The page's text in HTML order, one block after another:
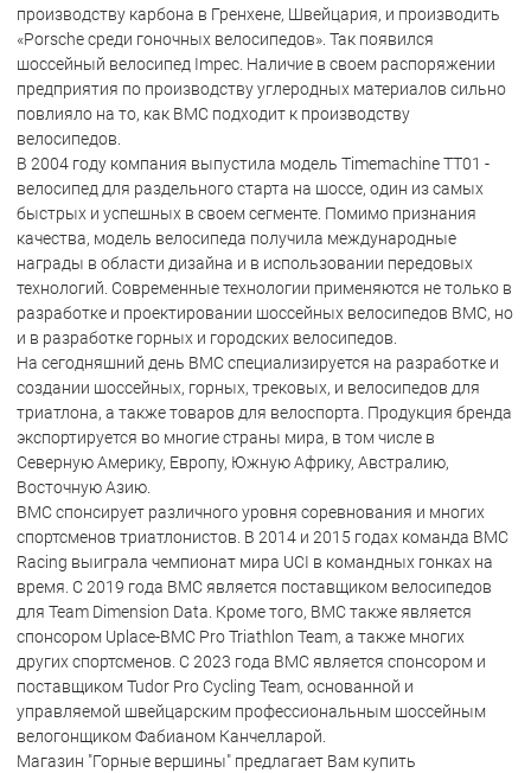
производству карбона в Гренхене, Швейцария, и производить
«Porsche среди гоночных велосипедов». Так появился
шоссейный велосипед Impec. Наличие в своем распоряжении
предприятия по производству углеродных материалов сильно
повлияло на то, как BMC подходит к производству
велосипедов.
В 2004 году компания выпустила модель Timemachine TT01 -
велосипед для раздельного старта на шоссе, один из самых
быстрых и успешных в своем сегменте. Помимо признания
качества, модель велосипеда получила международные
награды в области дизайна и в использовании передовых
технологий. Современные технологии применяются не только в
разработке и проектировании шоссейных велосипедов BMC, но
и в разработке горных и городских велосипедов.
На сегодняшний день BMC специализируется на разработке и
создании шоссейных, горных, трековых, и велосипедов для
триатлона, а также товаров для велоспорта. Продукция бренда
экспортируется во многие страны мира, в том числе в
Северную Америку, Европу, Южную Африку, Австралию,
Восточную Азию.
BMC спонсирует различного уровня соревнования и многих
спортсменов триатлонистов. В 2014 и 2015 годах команда BMC
Racing выиграла чемпионат мира UCI в командных гонках на
время. С 2019 года BMC является поставщиком велосипедов
для Team Dimension Data. Кроме того, BMC также является
спонсором Uplace-BMC Pro Triathlon Team, а также многих
других спортсменов. С 2023 года BMC является спонсором и
поставщиком Tudor Pro Cycling Team, основанной и
управляемой швейцарским профессиональным шоссейным
велогонщиком Фабианом Канчелларой.
Магазин "Горные вершины" предлагает Вам купить